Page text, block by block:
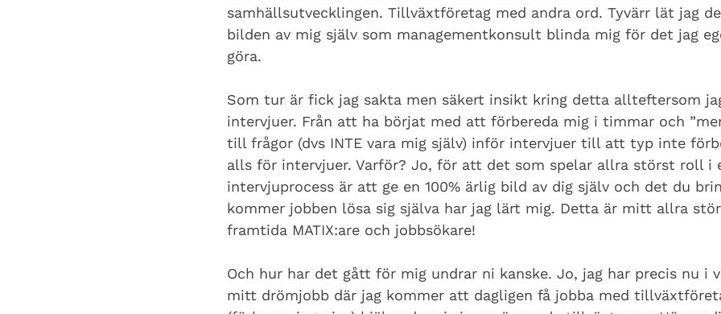
samhällsutvecklingen. Tillväxtföretag med andra ord. Tyvärr lät jag
bilden av mig själv som managementkonsult blinda mig för det jag
göra.
Som tur är fick jag sakta men säkert insikt kring detta allteftersom
intervjuer. Från att ha börjat med att förbereda mig i timmar och
till frågor (dvs INTE vara mig själv) inför intervjuer till att typ inte
alls för intervjuer. Varför? Jo, för att det som spelar allra störst roll i
intervjuprocess är att ge en 100% ärlig bild av dig själv och det du
kommer jobben lösa sig själva har jag lärt mig. Detta är mitt allra
framtida MATIX:are och jobbsökare!
Och hur har det gått för mig undrar ni kanske. Jo, jag har precis nu i
mitt drömjobb där jag kommer att dagligen få jobba med